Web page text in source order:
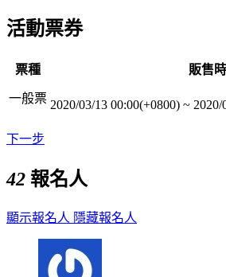
活動票券
票種 販售
一般票 2020/03/13 00:00(+0800) ~ 2020/
下一步
42 報名人
顯示報名人 隱藏報名人